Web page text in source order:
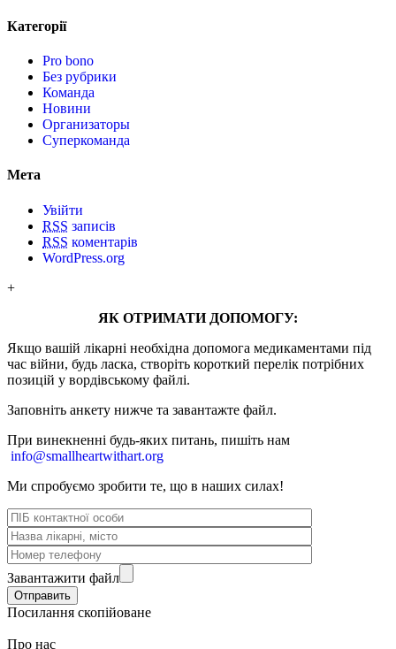
Категорії
Pro bono
Без рубрики
Команда
Новини
Организаторы
Суперкоманда
Мета
Увійти
RSS записів
RSS коментарів
WordPress.org
+
ЯК ОТРИМАТИ ДОПОМОГУ:
Якщо вашій лікарні необхідна допомога медикаментами під
час війни, будь ласка, створіть короткий перелік потрібних
позицій у вордівському файлі.
Заповніть анкету нижче та завантажте файл.
При винекненні будь-яких питань, пишіть нам
info@smallheartwithart.org
Ми спробуємо зробити те, що в наших силах!
Завантажити файл
Посилання скопійоване
Про нас